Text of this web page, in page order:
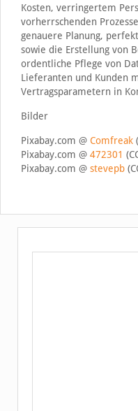
Kosten, verringertem
vorherrschenden
genauere Planung,
sowie die Erstellung von
ordentliche Pflege von
Lieferanten und Kunden
Vertragsparametern in
Bilder
Pixabay.com @ Comfreak
Pixabay.com @ 472301
Pixabay.com @ stevepb